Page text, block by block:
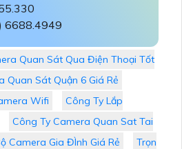
6688.4949
Quan Sát Qua Điện Thoại Tốt
Quan Sát Quận 6 Giá Rẻ
Wifi
Công Ty Lắp
Công Ty Camera Quan Sat Tai
Camera Gia ĐÌnh Giá Rẻ
Trọn